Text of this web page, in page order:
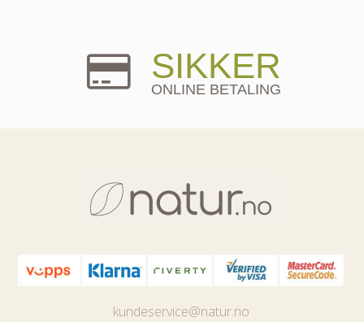
SIKKER
ONLINE BETALING
kundeservice@natur.no